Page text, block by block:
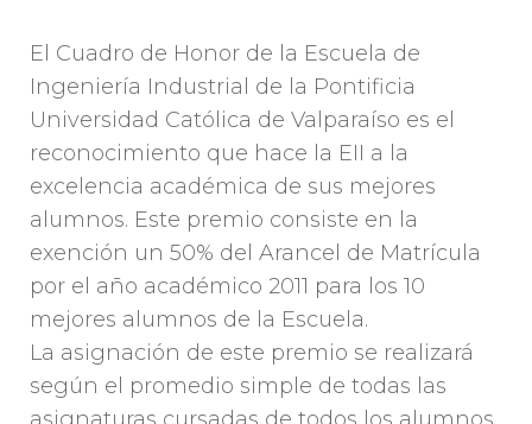
El Cuadro de Honor de la Escuela de
Ingeniería Industrial de la Pontificia
Universidad Católica de Valparaíso es el
reconocimiento que hace la EII a la
excelencia académica de sus mejores
alumnos. Este premio consiste en la
exención un 50% del Arancel de Matrícula
por el año académico 2011 para los 10
mejores alumnos de la Escuela.
La asignación de este premio se realizará
según el promedio simple de todas las